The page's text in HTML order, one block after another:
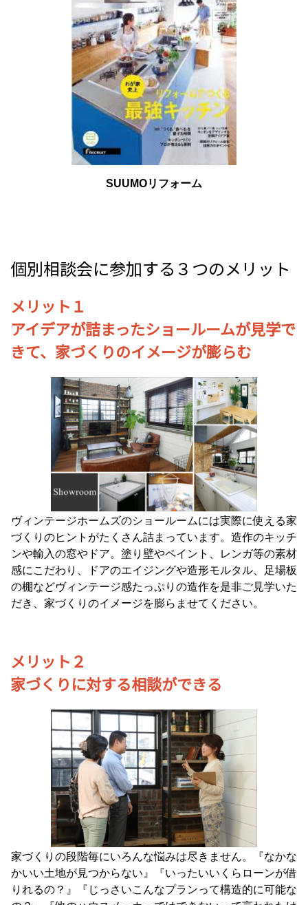
SUUMOリフォーム
個別相談会に参加する３つのメリット
メリット１
アイデアが詰まったショールームが見学で
きて、家づくりのイメージが膨らむ
ヴィンテージホームズのショールームには実際に使える家
づくりのヒントがたくさん詰まっています。造作のキッチ
ンや輸入の窓やドア。塗り壁やペイント、レンガ等の素材
感にこだわり、ドアのエイジングや造形モルタル、足場板
の棚などヴィンテージ感たっぷりの造作を是非ご見学いた
だき、家づくりのイメージを膨らませてください。
メリット２
家づくりに対する相談ができる
家づくりの段階毎にいろんな悩みは尽きません。『なかな
かいい土地が見つからない』『いったいいくらローンが借
りれるの？』『じっさいこんなプランって構造的に可能な